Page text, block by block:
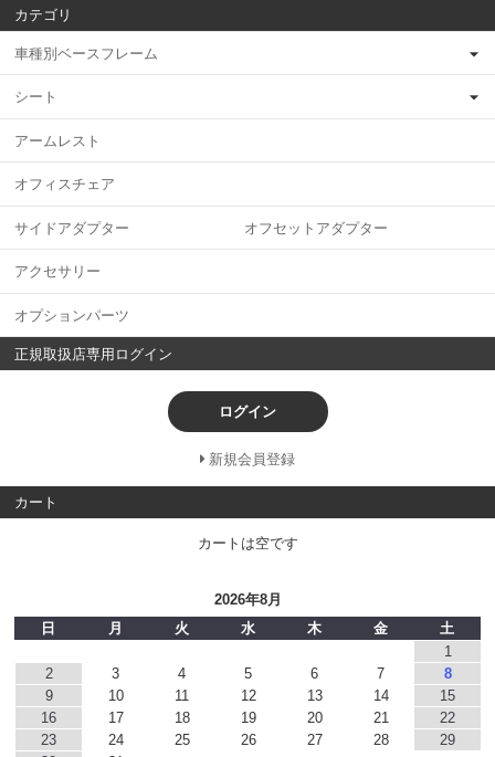
カテゴリ
車種別ベースフレーム
シート
アームレスト
オフィスチェア
サイドアダプター オフセットアダプター
アクセサリー
オプションパーツ
正規取扱店専用ログイン
ログイン
新規会員登録
カート
カートは空です
2026年8月
日
月 火 水 木 金
土
1
2
3 4 5 6 7
8
9
10 11 12 13 14
15
16
17 18 19 20 21
22
23
24 25 26 27 28
29